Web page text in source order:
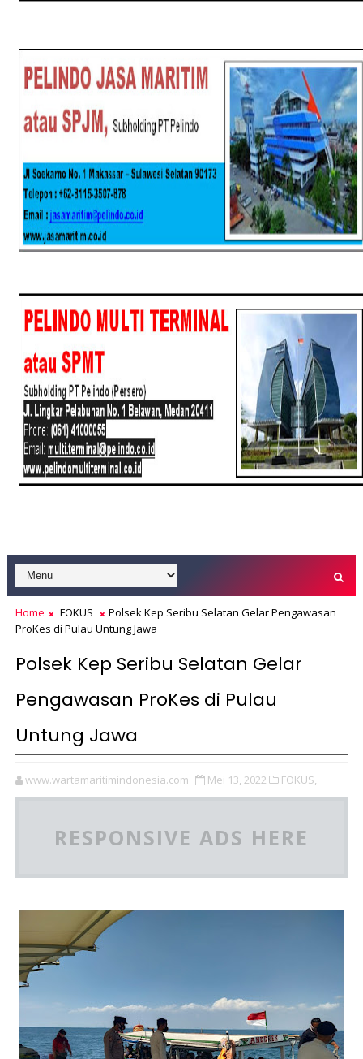
Home FOKUS
Polsek Kep Seribu Selatan Gelar Pengawasan
ProKes di Pulau Untung Jawa
Polsek Kep Seribu Selatan Gelar
Pengawasan ProKes di Pulau
Untung Jawa
www.wartamaritimindonesia.com Mei 13, 2022 FOKUS,
RESPONSIVE ADS HERE